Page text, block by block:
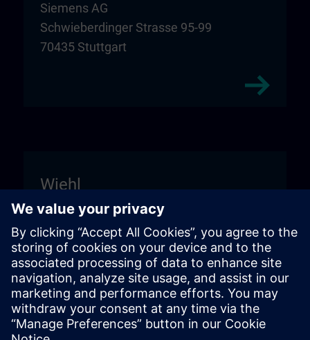
Siemens AG
Schwieberdinger Strasse 95-99
70435 Stuttgart
Wiehl
Unitechnik Systems GmbH
Entrance sign "DIGI:LAB"
Fritz-Kotz-Str. 14
51674 Wiehl